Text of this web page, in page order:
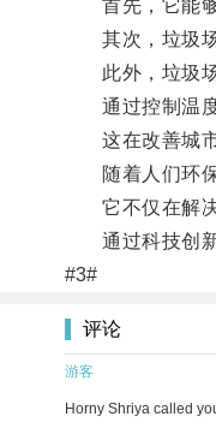
首先，它能够
其次，垃圾场
此外，垃圾场
通过控制温度
这在改善城市
随着人们环保
它不仅在解决
通过科技创新
#3#
评论
游客
Horny Shriya called